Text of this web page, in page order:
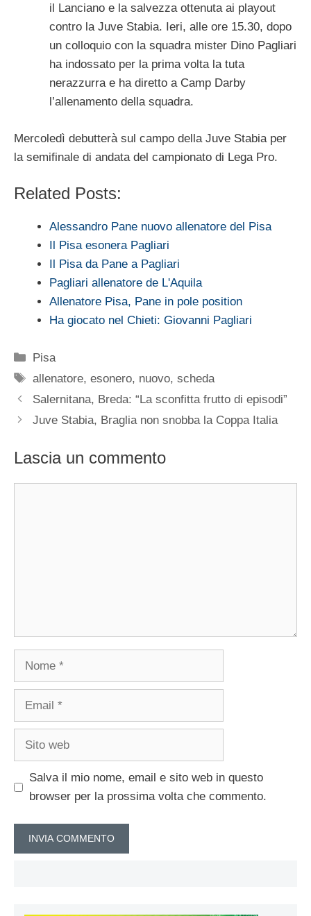
il Lanciano e la salvezza ottenuta ai playout
contro la Juve Stabia. Ieri, alle ore 15.30, dopo
un colloquio con la squadra mister Dino Pagliari
ha indossato per la prima volta la tuta
nerazzurra e ha diretto a Camp Darby
l’allenamento della squadra.
Mercoledì debutterà sul campo della Juve Stabia per
la semifinale di andata del campionato di Lega Pro.
Related Posts:
Alessandro Pane nuovo allenatore del Pisa
Il Pisa esonera Pagliari
Il Pisa da Pane a Pagliari
Pagliari allenatore de L'Aquila
Allenatore Pisa, Pane in pole position
Ha giocato nel Chieti: Giovanni Pagliari
Categorie
Pisa
Tag
allenatore,esonero, nuovo,scheda
Salernitana, Breda: “La sconfitta frutto di episodi”
Juve Stabia, Braglia non snobba la Coppa Italia
Lascia un commento
Nome
Email
Sito
Salva il mio nome, email e sito web in questo
browser per la prossima volta che commento.